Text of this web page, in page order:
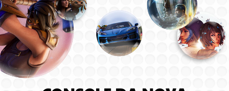
sala,
mostrando
o
som
espacial